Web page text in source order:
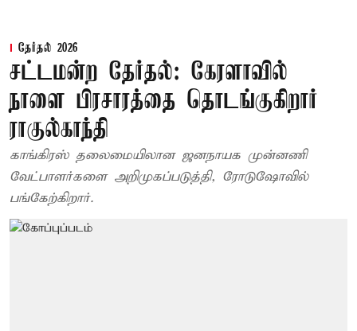
தேர்தல் 2026
சட்டமன்ற தேர்தல்: கேரளாவில்
நாளை பிரசாரத்தை தொடங்குகிறார்
ராகுல்காந்தி
காங்கிரஸ் தலைமையிலான ஜனநாயக முன்னணி
வேட்பாளர்களை அறிமுகப்படுத்தி, ரோடுஷோவில்
பங்கேற்கிறார்.